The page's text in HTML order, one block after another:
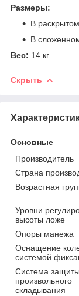
Размеры:
В
В
Вес: 14 кг
Скрыть
Основные
Производитель
Страна
Возрастная
Уровни
высоты ложе
Опоры манежа
Оснащение
системой
Система
произвольного
складывания